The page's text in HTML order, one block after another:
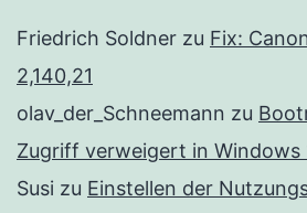
Friedrich Soldner zu Fix:
2,140,21
olav_der_Schneemann zu
Zugriff verweigert in Windows
Susi zu Einstellen der